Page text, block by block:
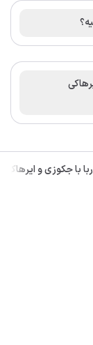
با جکوزی و ایرهاکی